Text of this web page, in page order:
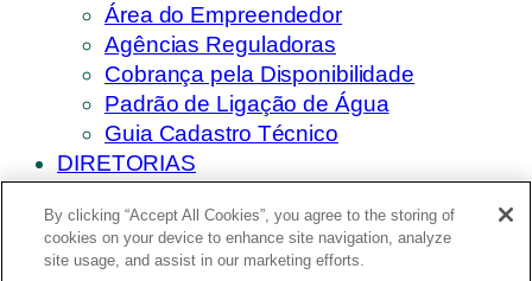
Área do Empreendedor
Agências Reguladoras
Cobrança pela Disponibilidade
Padrão de Ligação de Água
Guia Cadastro Técnico
DIRETORIAS
Usos da Água
Fontes de Água
By clicking “Accept All Cookies”, you agree to the storing of
cookies on your device to enhance site navigation, analyze
site usage, and assist in our marketing efforts.